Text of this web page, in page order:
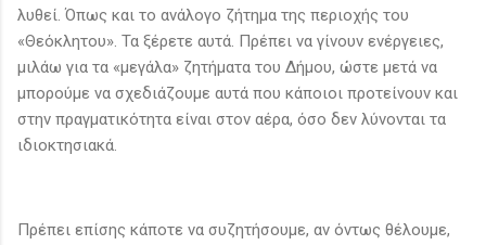
λυθεί. Όπως και το ανάλογο ζήτημα της περιοχής του
«Θεόκλητου». Τα ξέρετε αυτά. Πρέπει να γίνουν ενέργειες,
μιλάω για τα «μεγάλα» ζητήματα του Δήμου, ώστε μετά να
μπορούμε να σχεδιάζουμε αυτά που κάποιοι προτείνουν και
στην πραγματικότητα είναι στον αέρα, όσο δεν λύνονται τα
ιδιοκτησιακά.
Πρέπει επίσης κάποτε να συζητήσουμε, αν όντως θέλουμε,